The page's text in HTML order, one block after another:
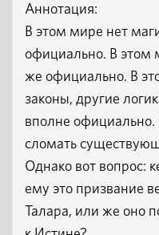
Аннотация:
В этом мире нет
официально. В этом
же официально. В
законы, другие
вполне официально.
сломать
Однако вот вопрос:
ему это призвание
Талара, или же оно